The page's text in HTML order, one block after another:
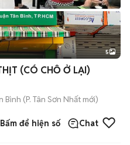
5
(CÓ CHỖ Ở LẠI)
Bình (P. Tân Sơn Nhất mới)
Bấm để hiện số Chat